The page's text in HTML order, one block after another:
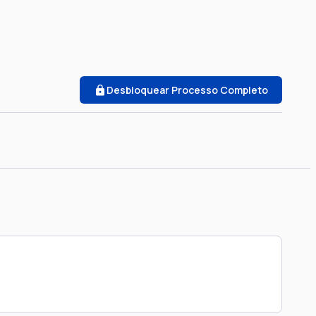
Desbloquear Processo Completo